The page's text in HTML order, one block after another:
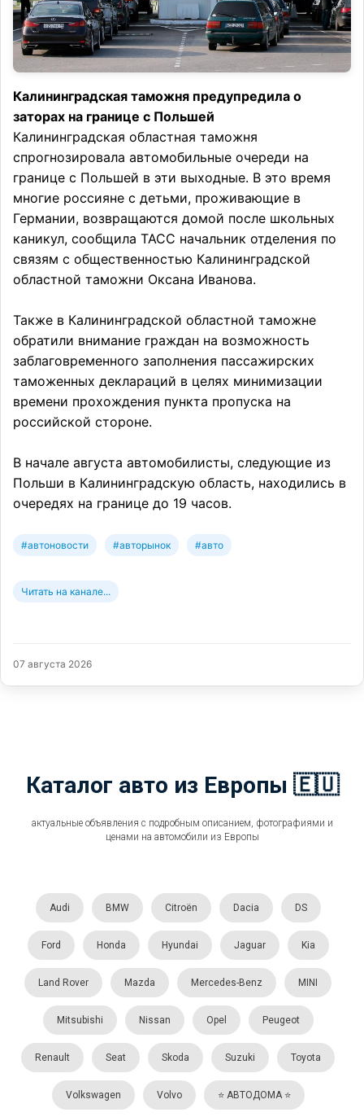
Калининградская таможня предупредила о
заторах на границе с Польшей
Калининградская областная таможня
спрогнозировала автомобильные очереди на
границе с Польшей в эти выходные. В это время
многие россияне с детьми, проживающие в
Германии, возвращаются домой после школьных
каникул, сообщила ТАСС начальник отделения по
связям с общественностью Калининградской
областной таможни Оксана Иванова.
Также в Калининградской областной таможне
обратили внимание граждан на возможность
заблаговременного заполнения пассажирских
таможенных деклараций в целях минимизации
времени прохождения пункта пропуска на
российской стороне.
В начале августа автомобилисты, следующие из
Польши в Калининградскую область, находились в
очередях на границе до 19 часов.
#автоновости #авторынок #авто
Читать на канале...
07 августа 2026
Каталог авто из Европы 🇪🇺
актуальные объявления с подробным описанием, фотографиями и
ценами на автомобили из Европы
Audi BMW Citroën Dacia DS
Ford Honda Hyundai Jaguar Kia
Land Rover Mazda Mercedes-Benz MINI
Mitsubishi Nissan Opel Peugeot
Renault Seat Skoda Suzuki Toyota
Volkswagen Volvo ⭐️ АВТОДОМА ⭐️